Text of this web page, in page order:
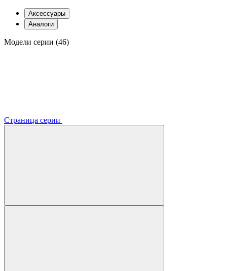
Аксессуары
Аналоги
Модели серии (46)
Страница серии